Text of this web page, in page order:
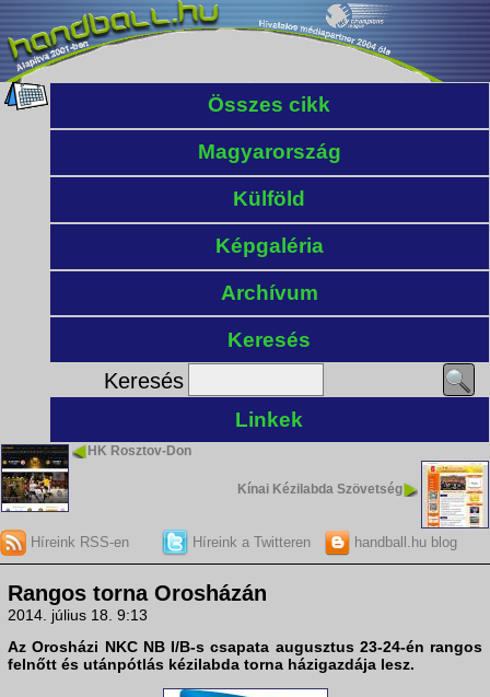
Összes cikk
Magyarország
Külföld
Képgaléria
Archívum
Keresés
Keresés
Linkek
HK Rosztov-Don
Kínai Kézilabda Szövetség
Híreink RSS-en Híreink a Twitteren handball.hu blog
Rangos torna Orosházán
2014. július 18. 9:13
Az Orosházi NKC NB I/B-s csapata augusztus 23-24-én rangos
felnőtt és utánpótlás kézilabda torna házigazdája lesz.